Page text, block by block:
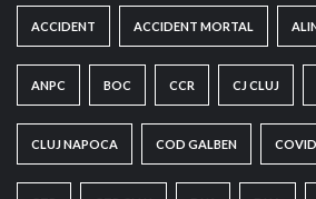
ACCIDENT ACCIDENT MORTAL
ANPC BOC CCR CJ CLUJ
CLUJ NAPOCA COD GALBEN COVID